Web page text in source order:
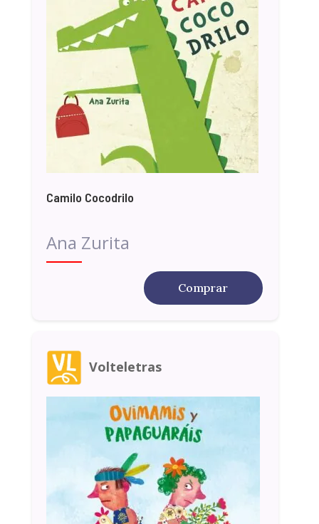
Camilo Cocodrilo
Ana Zurita
Comprar
Volteletras